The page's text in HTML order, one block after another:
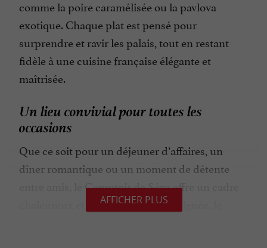
comme la poire caramélisée ou la pavlova
exotique. Chaque plat est pensé pour
surprendre et ravir les palais, tout en restant
fidèle à une cuisine française élégante et
maîtrisée.
Un lieu convivial pour toutes les
occasions
Que ce soit pour un déjeuner d’affaires, un
dîner romantique ou un moment de détente
entre amis, le Comptoir de Sèze offre un cadre
chaleureux et stylé. L’ambiance soignée, le
AFFICHER PLUS